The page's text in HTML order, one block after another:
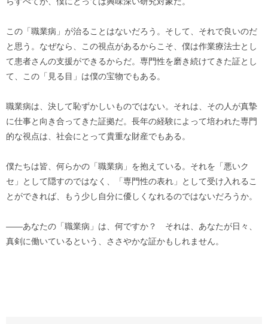
この「職業病」が治ることはないだろう。そして、それで良いのだ
と思う。なぜなら、この視点があるからこそ、僕は作業療法士とし
て患者さんの支援ができるからだ。専門性を磨き続けてきた証とし
て、この「見る目」は僕の宝物でもある。
職業病は、決して恥ずかしいものではない。それは、その人が真摯
に仕事と向き合ってきた証拠だ。長年の経験によって培われた専門
的な視点は、社会にとって貴重な財産でもある。
僕たちは皆、何らかの「職業病」を抱えている。それを「悪いク
セ」として隠すのではなく、「専門性の表れ」として受け入れるこ
とができれば、もう少し自分に優しくなれるのではないだろうか。
——あなたの「職業病」は、何ですか？ それは、あなたが日々、
真剣に働いているという、ささやかな証かもしれません。